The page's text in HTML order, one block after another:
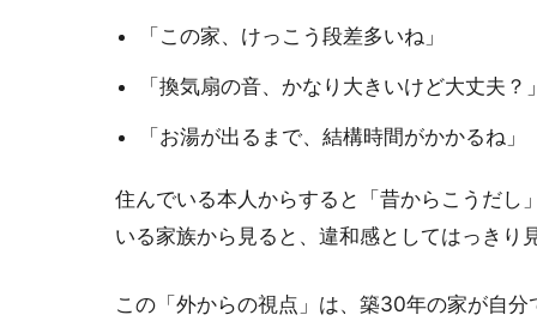
「この家、けっこう段差多いね」
「換気扇の音、かなり大きいけど大丈夫？
「お湯が出るまで、結構時間がかかるね」
住んでいる本人からすると「昔からこうだ
いる家族から見ると、違和感としてはっきり
この「外からの視点」は、築30年の家が自